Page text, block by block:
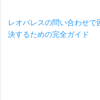
レオパレスの問い合わせ
決するための完全ガイド